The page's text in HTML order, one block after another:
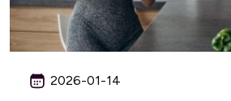
2026-01-14